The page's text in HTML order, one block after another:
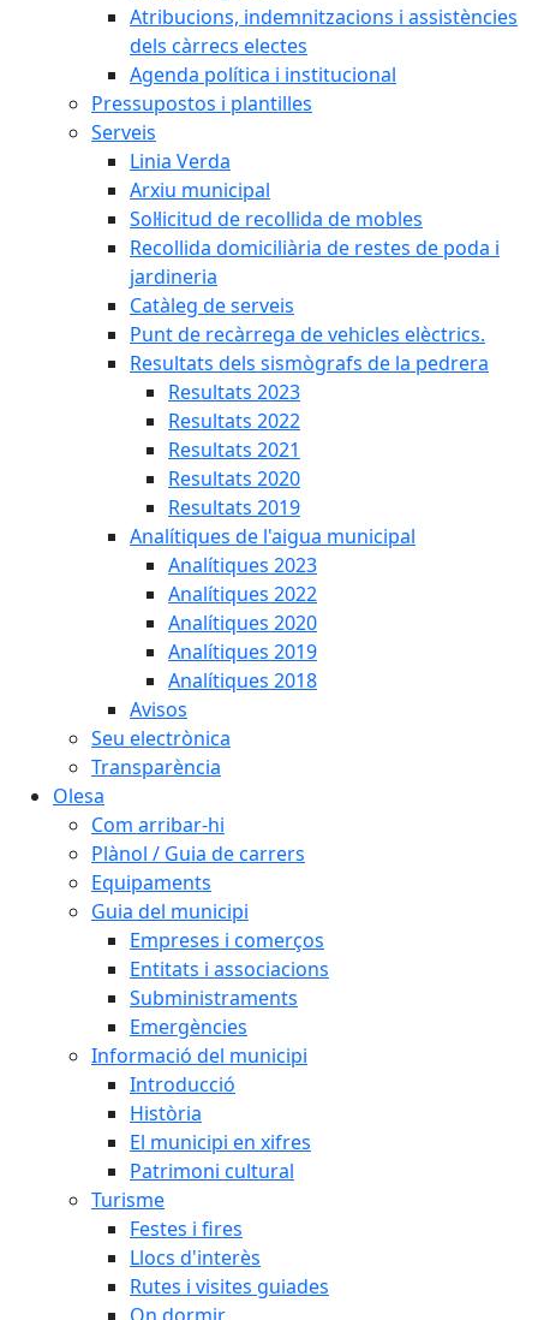
Atribucions, indemnitzacions i assistències
dels càrrecs electes
Agenda política i institucional
Pressupostos i plantilles
Serveis
Linia Verda
Arxiu municipal
Sol·licitud de recollida de mobles
Recollida domiciliària de restes de poda i
jardineria
Catàleg de serveis
Punt de recàrrega de vehicles elèctrics.
Resultats dels sismògrafs de la pedrera
Resultats 2023
Resultats 2022
Resultats 2021
Resultats 2020
Resultats 2019
Analítiques de l'aigua municipal
Analítiques 2023
Analítiques 2022
Analítiques 2020
Analítiques 2019
Analítiques 2018
Avisos
Seu electrònica
Transparència
Olesa
Com arribar-hi
Plànol / Guia de carrers
Equipaments
Guia del municipi
Empreses i comerços
Entitats i associacions
Subministraments
Emergències
Informació del municipi
Introducció
Història
El municipi en xifres
Patrimoni cultural
Turisme
Festes i fires
Llocs d'interès
Rutes i visites guiades